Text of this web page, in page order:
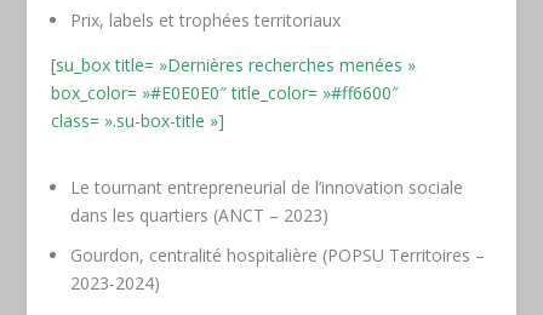
Prix, labels et trophées territoriaux
[su_box title= »Dernières recherches menées »
box_color= »#E0E0E0″ title_color= »#ff6600″
class= ».su-box-title »]
Le tournant entrepreneurial de l’innovation sociale
dans les quartiers (ANCT – 2023)
Gourdon, centralité hospitalière (POPSU Territoires –
2023-2024)